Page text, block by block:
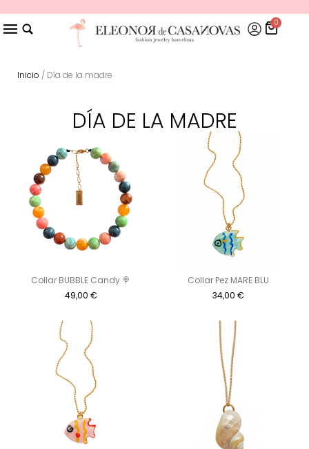
0
Inicio / Día de la madre
DÍA DE LA MADRE
Collar BUBBLE Candy 🍭
49,00 €
Collar Pez MARE BLU
34,00 €